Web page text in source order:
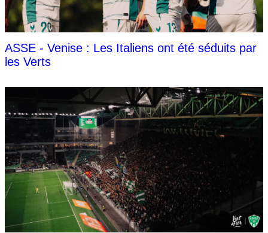
ASSE - Venise : Les Italiens ont été séduits par
les Verts